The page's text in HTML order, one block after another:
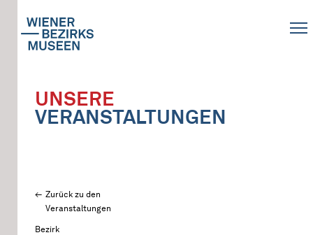
UNSERE
VERANSTALTUNGEN
Zurück zu den
Veranstaltungen
Bezirk